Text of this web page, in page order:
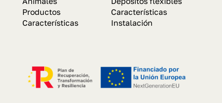
Productos
Características
Características
Instalación